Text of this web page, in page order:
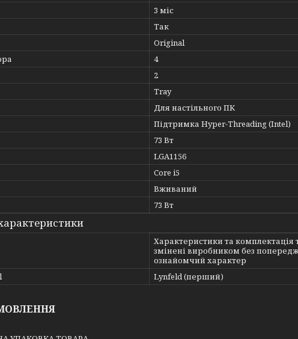
3 міс
Так
Original
4
2
Tray
Для настільного ПК
Підтримка Hyper-Threading (Intel)
73 Вт
LGA1156
Core i5
Вживаний
73 Вт
Характеристики та комплектація
змінені виробником без
ознайомчий характер
Lynfeld (перший)